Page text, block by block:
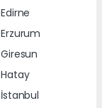
Edirne
Erzurum
Giresun
Hatay
İstanbul